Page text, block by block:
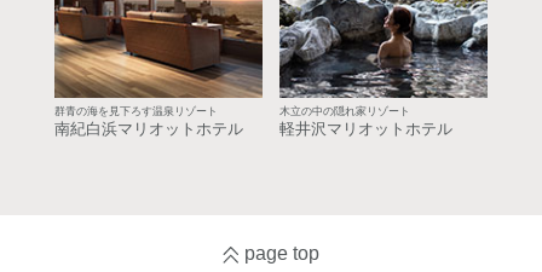
群青の海を見下ろす温泉リゾート
南紀白浜マリオットホテル
木立の中の隠れ家リゾート
軽井沢マリオットホテル
page top